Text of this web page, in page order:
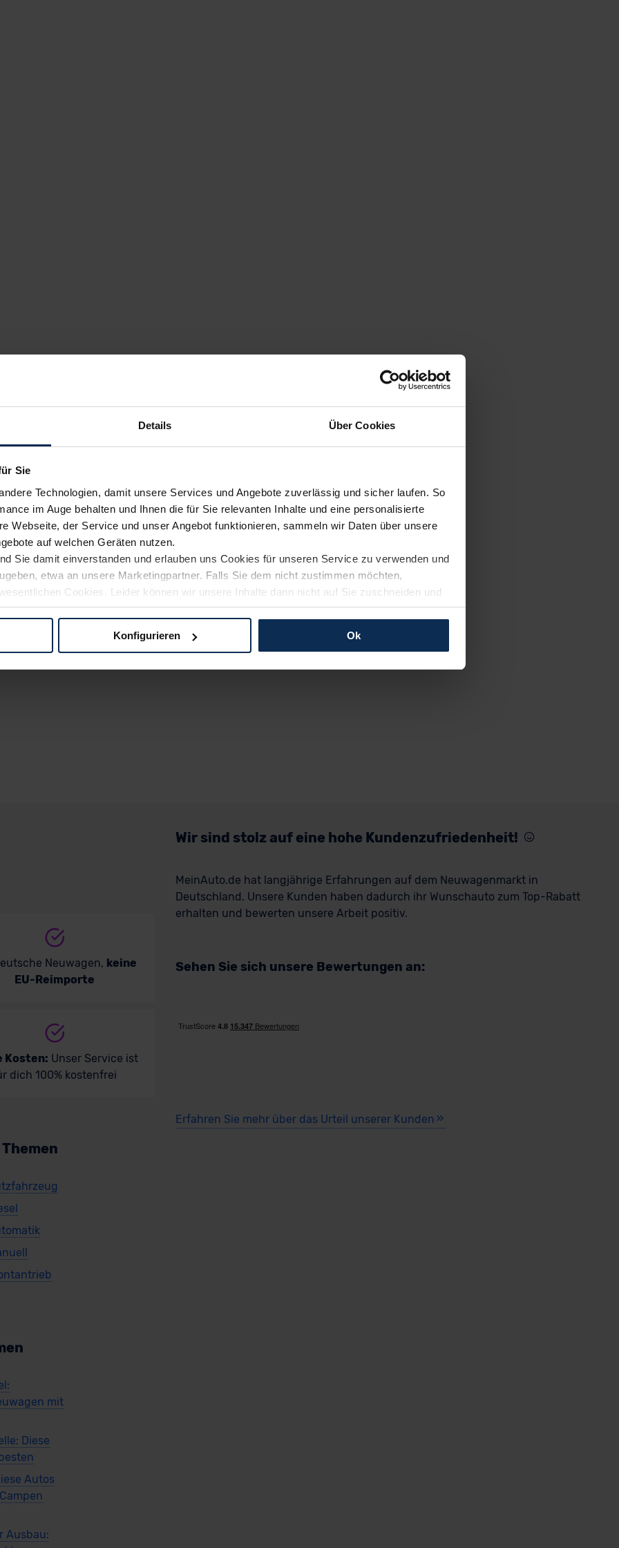
Details Über Cookies
Sie
Technologien, damit unsere Services und Angebote zuverlässig und sicher laufen. So
im Auge behalten und Ihnen die für Sie relevanten Inhalte und eine personalisierte
Webseite, der Service und unser Angebot funktionieren, sammeln wir Daten über unsere
auf welchen Geräten nutzen.
Sie damit einverstanden und erlauben uns Cookies für unseren Service zu verwenden und
etwa an unsere Marketingpartner. Falls Sie dem nicht zustimmen möchten,
Cookies. Leider können wir unsere Inhalte dann nicht auf Sie zuschneiden und
Weg zu Ihrem Neuwagen unterstützen. Sie können die Einstellungen jederzeit anpassen
der EU erfolgt, erfolgt dies ausschließlich auf der Grundlage eines
Konfigurieren Ok
Neuwagen, keine
EU-Reimporte
Kosten: Unser Service ist
dich 100% kostenfrei
Wir sind stolz auf eine hohe Kundenzufriedenheit!
MeinAuto.de hat langjährige Erfahrungen auf dem Neuwagenmarkt in
Deutschland. Unsere Kunden haben dadurch ihr Wunschauto zum Top-Rabatt
erhalten und bewerten unsere Arbeit positiv.
Sehen Sie sich unsere Bewertungen an:
Erfahren Sie mehr über das Urteil unserer Kunden
mit
Diese
Autos
Ausbau: